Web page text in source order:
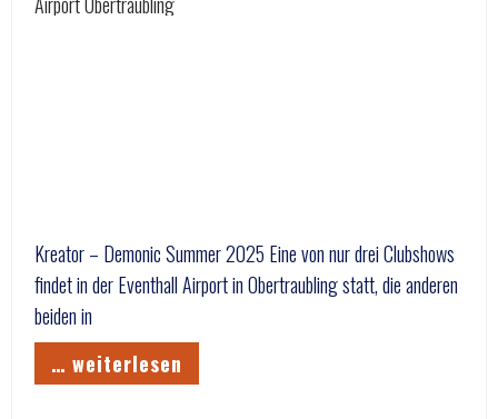
Kreator – Demonic Summer 2025 Eine von nur drei Clubshows
findet in der Eventhall Airport in Obertraubling statt, die anderen
beiden in
… weiterlesen